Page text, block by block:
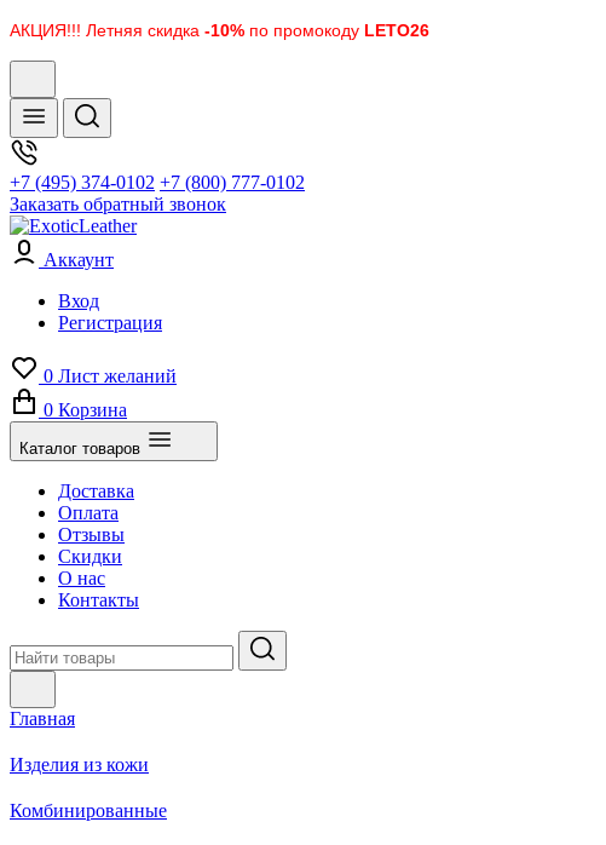
АКЦИЯ!!! Летняя скидка -10% по промокоду LETO26
+7 (495) 374-0102 +7 (800) 777-0102
Заказать обратный звонок
Аккаунт
Вход
Регистрация
0 Лист желаний
0 Корзина
Каталог товаров
Доставка
Оплата
Отзывы
Скидки
О нас
Контакты
Главная
Изделия из кожи
Комбинированные